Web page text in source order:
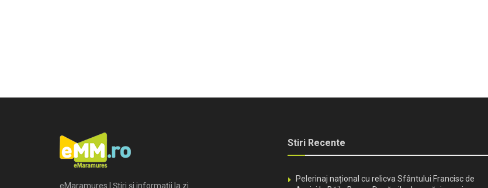
eMaramures | Știri și informații la zi
Stiri Recente
Pelerinaj național cu relicva Sfântului Francisc de